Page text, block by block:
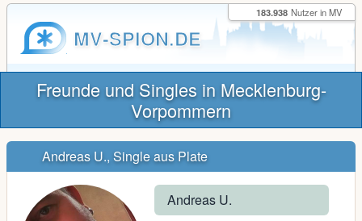
MV-SPION.DE
183.938 Nutzer in MV
Freunde und Singles in Mecklenburg-
Vorpommern
Andreas U., Single aus Plate
Andreas U.